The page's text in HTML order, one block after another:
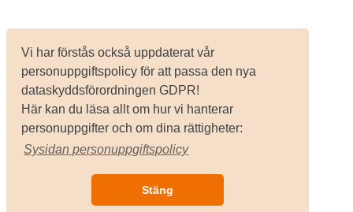
Vi har förstås också uppdaterat vår
personuppgiftspolicy för att passa den nya
dataskyddsförordningen GDPR!
Här kan du läsa allt om hur vi hanterar
personuppgifter och om dina rättigheter:
Sysidan personuppgiftspolicy
Stäng